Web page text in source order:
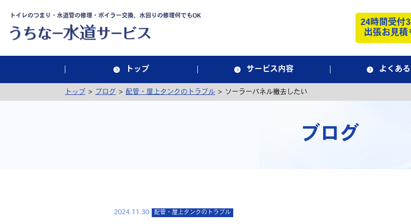
トイレのつまり・水道管の修理・ボイラー交換、水回りの修理何でもOK
24時間受付
出張お見積
トップ サービス内容 よくあ
トップ > ブログ > 配管・屋上タンクのトラブル > ソーラーパネル撤去したい
ブログ
2024.11.30 配管・屋上タンクのトラブル